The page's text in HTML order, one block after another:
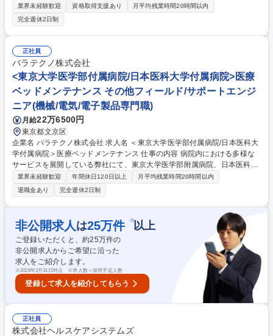
任せいたします。患者様一人ひとりのお悩みに深く寄り添い、不安や疑問
を解消し最適な治療をご提案していくポジションです ■受付業務：来院患
者様のご案内、電話対応、予約・カルテ管理、処方、施術全般を丁寧にお
任せします。 ■カウンセリング業務：問診に基づく症状の聞き取り、マイ
クロスコープによる頭皮状態の詳細確認、最適な治療内容の説明やご提
案、契約手続等を実施します。 ※完全予約制で落ち着いて対応可能です。
患者様が自信を取り戻す瞬間に立ち会え、感謝を直接いただける仕事で
す。 【業務内容の変更範囲】当社の指定する業務 募集職種 秋葉原院【Ａ
ＧＡクリニック受付カウンセラー】業界未経験歓迎／完全予約制
業界未経験歓迎 資格取得支援あり
月平均残業時間20時間以内
完全週休2日制
正社員
パラテクノ株式会社
<東京大学医学部付属病院/日本医科大学付属病院>医療
ベッドメンテナンス その他フィールド/サポートエンジ
ニア(機械/電気/電子製品専門職)
月給22万6500円
東京都文京区
企業名 パラテクノ株式会社 求人名 ＜東京大学医学部付属病院/日本医科大
学付属病院＞医療ベッドメンテナンス 仕事の内容 病院内における多様な
サービスを展開している弊社にて、東京大学医学部附属病院、日本医科大
学付属病院兼務で、業務いただきます。※東京大病院:月水金の午後、それ
以外の曜日・時間帯は日医大病院勤務 ■ベッド・サイドレール・テーブ
ル・点滴スタンド・車椅子・歩行器ストレッチャーの修理■車いす・マッ
トレス・ベッド延長フレーム等の搬送及び事務処理■病衣・タオル・オム
ツ・アメニティ類の配布・回収及び発注業務と事務処理■一般個室、特別
個室のレンタル物品修理、修理取次■業務日報・月報作成■病院職員との打
ち合わせ■常駐する病院のニーズ・課題の把握と情報の社内共有活動■常駐
病院への当社サービスの紹介、提案 募集職種 ＜東京大学医学部付属病院/
日本医科大学付属病院＞医療ベッドメンテナンス
業界未経験歓迎 年間休日120日以上
月平均残業時間20時間以内
退職金あり
完全週休2日制
非公開求人 は25万件 ※以上
ご登録いただくと、約25万件の
非公開求人からご希望に沿った
求人をご紹介します。
※2026年3月31日時点 ※求人数＝採用予定人数
登録して求人を紹介してもらう
正社員
株式会社ヘルスケアシステムズ